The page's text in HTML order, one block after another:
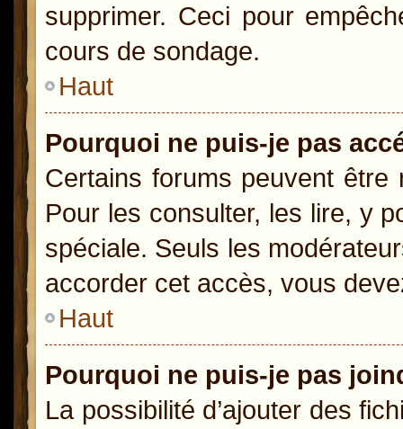
supprimer. Ceci pour
cours de sondage.
Haut
Pourquoi ne puis-je pas
Certains forums peuvent
Pour les consulter, les lire, y
spéciale. Seuls les
accorder cet accès, vous
Haut
Pourquoi ne puis-je pas
La possibilité d’ajouter des